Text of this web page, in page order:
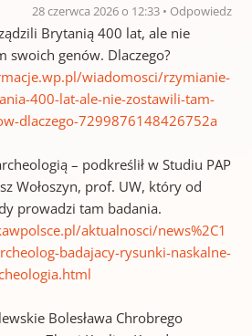
28 czerwca 2026 o 12:33 Odpowiedz
Brytanią 400 lat, ale nie
swoich genów. Dlaczego?
wiadomosci/rzymianie-
400-lat-ale-nie-zostawili-tam-
dlaczego-7299876148426752a
– podkreślił w Studiu PAP
Wołoszyn, prof. UW, który od
prowadzi tam badania.
aktualnosci/news%2C1
badajacy-rysunki-naskalne-
Bolesława Chrobrego